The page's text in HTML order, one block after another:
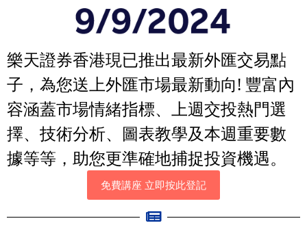
樂天證券香港現已推出最新外匯交易點
子，為您送上外匯市場最新動向! 豐富內
容涵蓋市場情緒指標、上週交投熱門選
擇、技術分析、圖表教學及本週重要數
據等等，助您更準確地捕捉投資機遇。
免費講座 立即按此登記